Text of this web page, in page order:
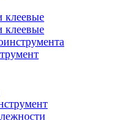
клеевые
клеевые